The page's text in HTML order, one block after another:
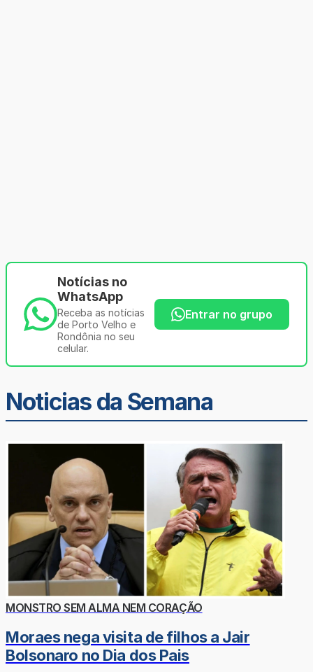
Notícias no
WhatsApp
Receba as notícias
de Porto Velho e
Rondônia no seu
celular.
Entrar no grupo
Noticias da Semana
MONSTRO SEM ALMA NEM CORAÇÃO
Moraes nega visita de filhos a Jair
Bolsonaro no Dia dos Pais